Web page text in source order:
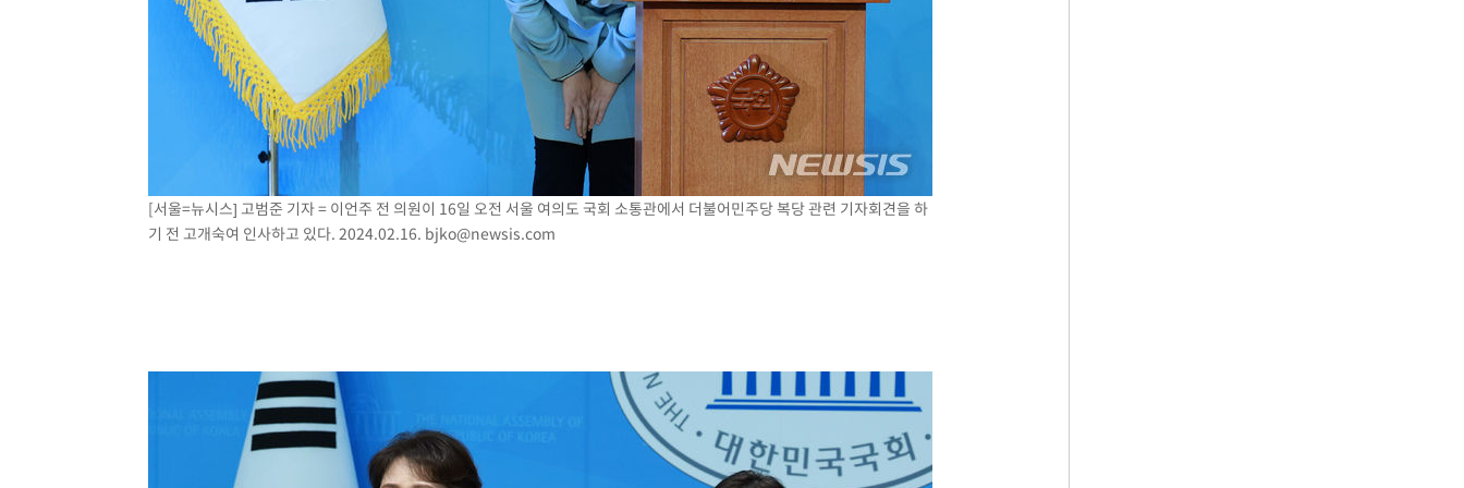
[서울=뉴시스] 고범준 기자 = 이언주 전 의원이 16일 오전 서울 여의도 국회 소통관에서 더불어민주당 복당 관련 기자회견을 하
기 전 고개숙여 인사하고 있다. 2024.02.16. bjko@newsis.com